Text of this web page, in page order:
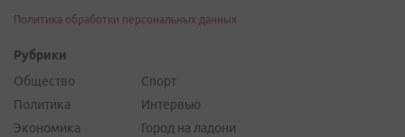
Политика обработки персональных данных
Рубрики
Общество
Политика
Экономика
Спорт
Интервью
Город на ладони